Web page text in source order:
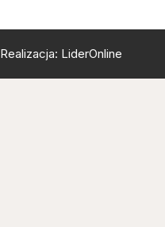
Realizacja: LiderOnline